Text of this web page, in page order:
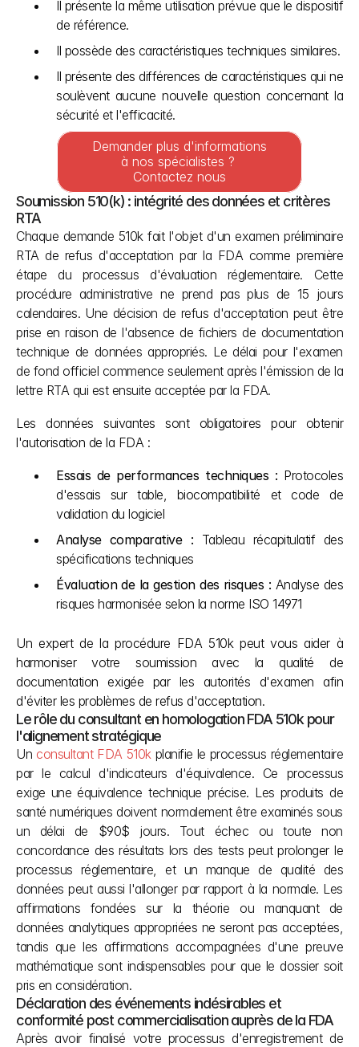
Il présente la même utilisation prévue que le dispositif
de référence.
Il possède des caractéristiques techniques similaires.
Il présente des différences de caractéristiques qui ne
soulèvent aucune nouvelle question concernant la
sécurité et l'efficacité.
Demander plus d'informations
à nos spécialistes ?
Contactez nous
Soumission 510(k) : intégrité des données et critères
RTA
Chaque demande 510k fait l'objet d'un examen préliminaire
RTA de refus d'acceptation par la FDA comme première
étape du processus d'évaluation réglementaire. Cette
procédure administrative ne prend pas plus de 15 jours
calendaires. Une décision de refus d'acceptation peut être
prise en raison de l'absence de fichiers de documentation
technique de données appropriés. Le délai pour l'examen
de fond officiel commence seulement après l'émission de la
lettre RTA qui est ensuite acceptée par la FDA.
Les données suivantes sont obligatoires pour obtenir
l'autorisation de la FDA :
Essais de performances techniques : Protocoles
d'essais sur table, biocompatibilité et code de
validation du logiciel
Analyse comparative : Tableau récapitulatif des
spécifications techniques
Évaluation de la gestion des risques : Analyse des
risques harmonisée selon la norme ISO 14971
Un expert de la procédure FDA 510k peut vous aider à
harmoniser votre soumission avec la qualité de
documentation exigée par les autorités d'examen afin
d'éviter les problèmes de refus d'acceptation.
Le rôle du consultant en homologation FDA 510k pour
l'alignement stratégique
Un consultant FDA 510k planifie le processus réglementaire
par le calcul d'indicateurs d'équivalence. Ce processus
exige une équivalence technique précise. Les produits de
santé numériques doivent normalement être examinés sous
un délai de $90$ jours. Tout échec ou toute non
concordance des résultats lors des tests peut prolonger le
processus réglementaire, et un manque de qualité des
données peut aussi l'allonger par rapport à la normale. Les
affirmations fondées sur la théorie ou manquant de
données analytiques appropriées ne seront pas acceptées,
tandis que les affirmations accompagnées d'une preuve
mathématique sont indispensables pour que le dossier soit
pris en considération.
Déclaration des événements indésirables et
conformité post commercialisation auprès de la FDA
Après avoir finalisé votre processus d'enregistrement de